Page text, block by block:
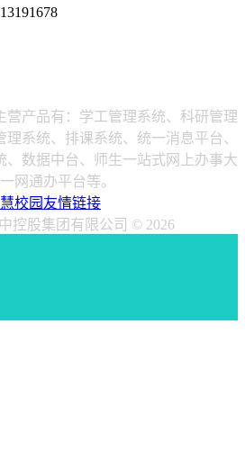
营产品有：学工管理系统、科研管理
系统、排课系统、统一消息平台、
、数据中台、师生一站式网上办事大
网通办平台等。
校园友情链接
控股集团有限公司 © 2026